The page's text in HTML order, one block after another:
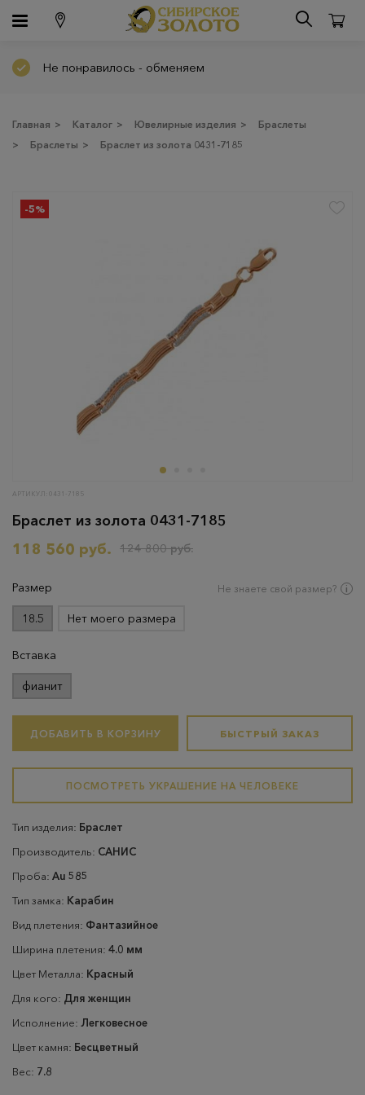
Не понравилось - обменяем
Главная > Каталог > Ювелирные изделия >
Браслеты
>
Браслеты > Браслет из золота 0431-7185
-5%
АРТИКУЛ: 0431-7185
Браслет из золота 0431-7185
118 560 руб.
124 800 руб.
Размер Не знаете свой размер?
18.5 Нет моего размера
Вставка
фианит
ДОБАВИТЬ В КОРЗИНУ БЫСТРЫЙ ЗАКАЗ
ПОСМОТРЕТЬ УКРАШЕНИЕ НА ЧЕЛОВЕКЕ
Тип изделия: Браслет
Производитель: САНИС
Проба: Au 585
Тип замка: Карабин
Вид плетения: Фантазийное
Ширина плетения: 4.0 мм
Цвет Металла: Красный
Для кого: Для женщин
Исполнение: Легковесное
Цвет камня: Бесцветный
Вес: 7.8